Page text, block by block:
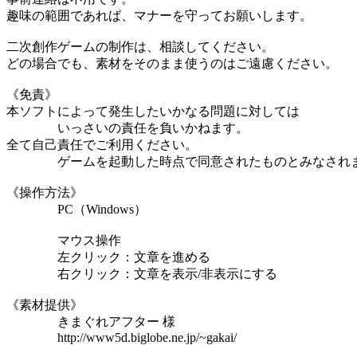
趣味の範囲であれば、マナーを守ってお願いします。
二次創作ゲームの制作は、相談してください。
どの場合でも、素材をそのまま使うのはご遠慮ください。
《免責》
本ソフトによって発生したいかなる問題に対しては
いっさいの責任を負いかねます。
全て自己責任でご利用ください。
ゲームを起動した時点で同意されたものとみなされ
《操作方法》
PC（Windows）
マウス操作
左クリック：文章を進める
右クリック：文章を表示/非表示にする
《素材提供》
きまぐれアフター 様
http://www5d.biglobe.ne.jp/~gakai/